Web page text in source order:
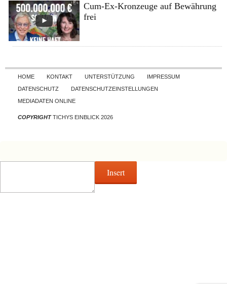
Cum-Ex-Kronzeuge auf Bewährung
frei
Skip to content
HOME KONTAKT UNTERSTÜTZUNG
IMPRESSUM
DATENSCHUTZ
DATENSCHUTZEINSTELLUNGEN
MEDIADATEN ONLINE
COPYRIGHTTICHYS EINBLICK 2026
Insert